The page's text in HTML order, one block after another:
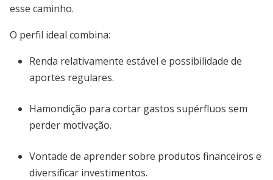
esse caminho.
O perfil ideal combina:
Renda relativamente estável e possibilidade de
aportes regulares.
Hamondição para cortar gastos supérfluos sem
perder motivação.
Vontade de aprender sobre produtos financeiros e
diversificar investimentos.